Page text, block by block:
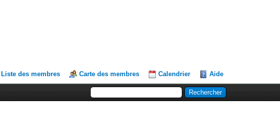
Liste des membres Carte des membres Calendrier Aide